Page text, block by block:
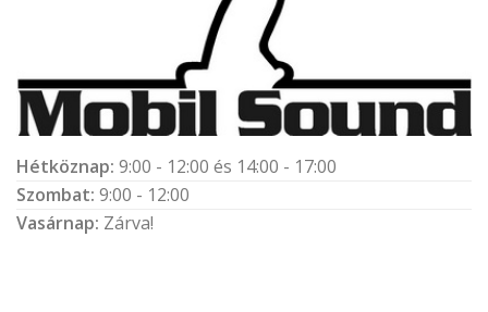
Hétköznap: 9:00 - 12:00 és 14:00 - 17:00
Szombat: 9:00 - 12:00
Vasárnap: Zárva!